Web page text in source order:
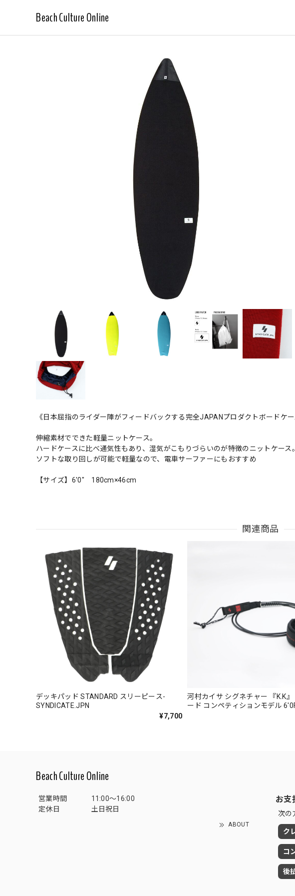
Beach Culture Online
《日本屈指のライダー陣がフィードバックする完全JAPANプロダクトボードケー
伸縮素材でできた軽量ニットケース。
ハードケースに比べ通気性もあり、湿気がこもりづらいのが特徴のニットケース。
ソフトな取り回しが可能で軽量なので、電車サーファーにもおすすめ
【サイズ】6'0" 180cm×46cm
関連商品
デッキパッド STANDARD スリーピース-
SYNDICATE.JPN
¥7,700
河村カイサ シグネチャー 『K.K
ード コンペティションモデル
Beach Culture Online
営業時間
11:00～16:00
定休日
土日祝日
ABOUT
お支
次の
ク
コ
後